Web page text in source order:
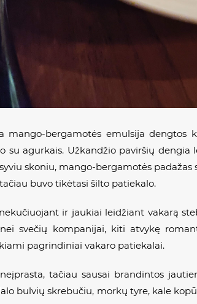
mango-bergamotės emulsija dengtos
su agurkais. Užkandžio paviršių
skoniu, mango-bergamotės
buvo tikėtasi šilto patiekalo.
ir jaukiai leidžiant vakarą
svečių kompanijai, kiti atvykę
pagrindiniai vakaro patiekalai.
tačiau sausai brandintos
bulvių skrebučiu, morkų tyre, kale